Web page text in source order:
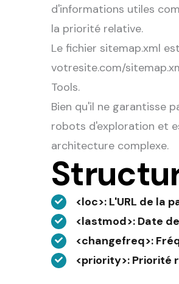
d'informations utiles
la priorité relative.
Le fichier sitemap.xml
votresite.com/
Tools.
Bien qu'il ne garantisse
robots d'exploration et
architecture complexe.
<loc>: L'URL de la
<lastmod>: Date
<changefreq>:
<priority>: Priorité